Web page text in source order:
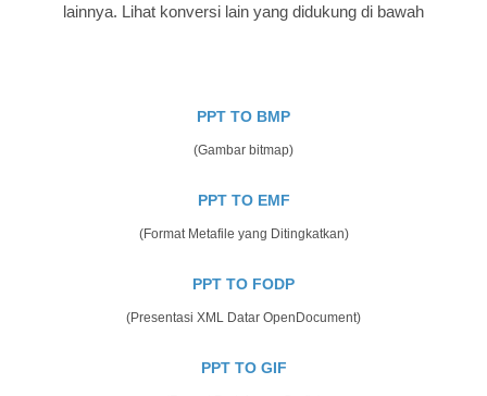
lainnya. Lihat konversi lain yang didukung di bawah
PPT TO BMP
(Gambar bitmap)
PPT TO EMF
(Format Metafile yang Ditingkatkan)
PPT TO FODP
(Presentasi XML Datar OpenDocument)
PPT TO GIF